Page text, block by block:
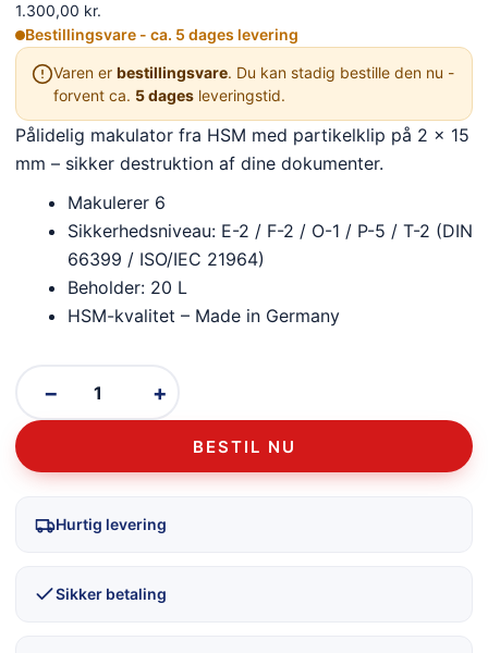
1.300,00 kr.
Bestillingsvare - ca. 5 dages levering
Varen er bestillingsvare. Du kan stadig bestille den nu -
forvent ca. 5 dages leveringstid.
Pålidelig makulator fra HSM med partikelklip på 2 x 15
mm – sikker destruktion af dine dokumenter.
Makulerer 6
Sikkerhedsniveau: E-2 / F-2 / O-1 / P-5 / T-2 (DIN
66399 / ISO/IEC 21964)
Beholder: 20 L
HSM-kvalitet – Made in Germany
− +
BESTIL NU
Hurtig levering
Sikker betaling